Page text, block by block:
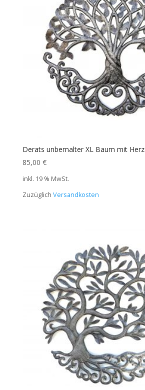
Derats unbemalter XL Baum mit Herz
85,00 €
inkl. 19 % MwSt.
Zuzüglich Versandkosten